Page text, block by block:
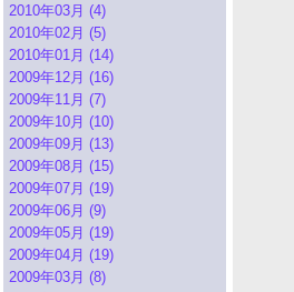
2010年03月 (4)
2010年02月 (5)
2010年01月 (14)
2009年12月 (16)
2009年11月 (7)
2009年10月 (10)
2009年09月 (13)
2009年08月 (15)
2009年07月 (19)
2009年06月 (9)
2009年05月 (19)
2009年04月 (19)
2009年03月 (8)